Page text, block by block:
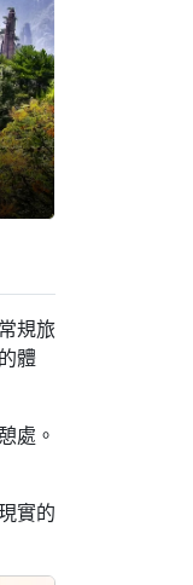
規旅
體
處。
實的